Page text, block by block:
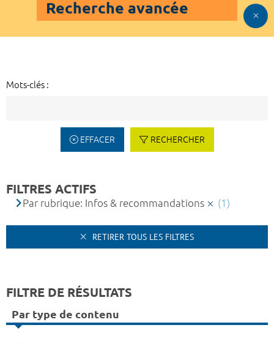
Recherche avancée
Mots-clés :
EFFACER RECHERCHER
FILTRES ACTIFS
Par rubrique: Infos & recommandations (1)
RETIRER TOUS LES FILTRES
FILTRE DE RÉSULTATS
Par type de contenu